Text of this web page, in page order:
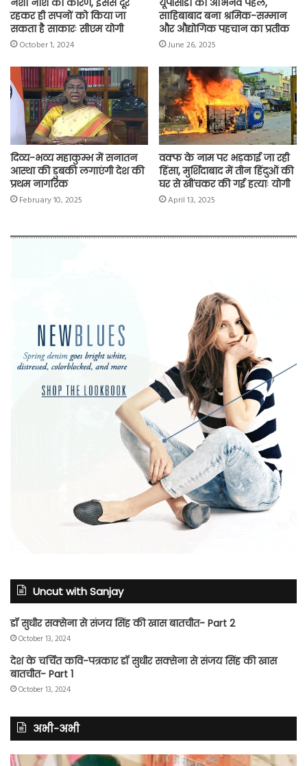
नशा नाश का कारण, इससे दूर
रहकर ही सपनों को किया जा
सकता है साकारः सीएम योगी
October 1, 2024
यूपीसीडा की अभिनव पहल,
साहिबाबाद बना श्रमिक-सम्मान
और औद्योगिक पहचान का प्रतीक
June 26, 2025
दिव्य-भव्य महाकुम्भ में सनातन
आस्था की डुबकी लगाएंगी देश की
प्रथम नागरिक
February 10, 2025
वक्फ के नाम पर भड़काई जा रही
हिंसा, मुर्शिदाबाद में तीन हिंदुओं की
घर से खींचकर की गई हत्याः योगी
April 13, 2025
Uncut with Sanjay
डॉ सुधीर सक्सेना से संजय सिंह की खास बातचीत- Part 2
October 13, 2024
देश के चर्चित कवि-पत्रकार डॉ सुधीर सक्सेना से संजय सिंह की खास
बातचीत- Part 1
October 13, 2024
अभी-अभी